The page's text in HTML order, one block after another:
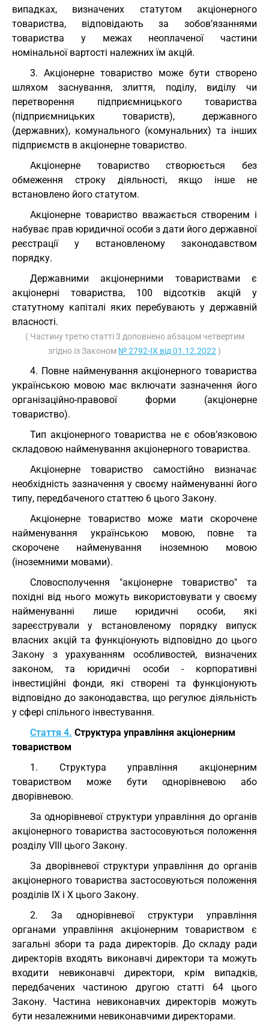
випадках, визначених статутом акціонерного
товариства, відповідають за зобов’язаннями
товариства у межах неоплаченої частини
номінальної вартості належних їм акцій.
3. Акціонерне товариство може бути створено
шляхом заснування, злиття, поділу, виділу чи
перетворення підприємницького товариства
(підприємницьких товариств), державного
(державних), комунального (комунальних) та інших
підприємств в акціонерне товариство.
Акціонерне товариство створюється без
обмеження строку діяльності, якщо інше не
встановлено його статутом.
Акціонерне товариство вважається створеним і
набуває прав юридичної особи з дати його державної
реєстрації у встановленому законодавством
порядку.
Державними акціонерними товариствами є
акціонерні товариства, 100 відсотків акцій у
статутному капіталі яких перебувають у державній
власності.
( Частину третю статті 3 доповнено абзацом четвертим
згідно із Законом № 2792-IX від 01.12.2022 )
4. Повне найменування акціонерного товариства
українською мовою має включати зазначення його
організаційно-правової форми (акціонерне
товариство).
Тип акціонерного товариства не є обов’язковою
складовою найменування акціонерного товариства.
Акціонерне товариство самостійно визначає
необхідність зазначення у своєму найменуванні його
типу, передбаченого статтею 6 цього Закону.
Акціонерне товариство може мати скорочене
найменування українською мовою, повне та
скорочене найменування іноземною мовою
(іноземними мовами).
Словосполучення "акціонерне товариство" та
похідні від нього можуть використовувати у своєму
найменуванні лише юридичні особи, які
зареєстрували у встановленому порядку випуск
власних акцій та функціонують відповідно до цього
Закону з урахуванням особливостей, визначених
законом, та юридичні особи - корпоративні
інвестиційні фонди, які створені та функціонують
відповідно до законодавства, що регулює діяльність
у сфері спільного інвестування.
Стаття 4. Структура управління акціонерним
товариством
1. Структура управління акціонерним
товариством може бути однорівневою або
дворівневою.
За однорівневої структури управління до органів
акціонерного товариства застосовуються положення
розділу VIII цього Закону.
За дворівневої структури управління до органів
акціонерного товариства застосовуються положення
розділів IX і X цього Закону.
2. За однорівневої структури управління
органами управління акціонерним товариством є
загальні збори та рада директорів. До складу ради
директорів входять виконавчі директори та можуть
входити невиконавчі директори, крім випадків,
передбачених частиною другою статті 64 цього
Закону. Частина невиконавчих директорів можуть
бути незалежними невиконавчими директорами.